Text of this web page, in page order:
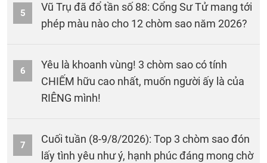
5
Vũ Trụ đã đổ tần số 88: Cổng Sư Tử mang tới
phép màu nào cho 12 chòm sao năm 2026?
6
Yêu là khoanh vùng! 3 chòm sao có tính
CHIẾM hữu cao nhất, muốn người ấy là của
RIÊNG mình!
7
Cuối tuần (8-9/8/2026): Top 3 chòm sao đón
lấy tình yêu như ý, hạnh phúc đáng mong chờ